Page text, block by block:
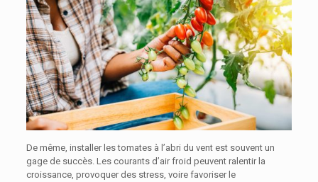
De même, installer les tomates à l’abri du vent est souvent un
gage de succès. Les courants d’air froid peuvent ralentir la
croissance, provoquer des stress, voire favoriser le